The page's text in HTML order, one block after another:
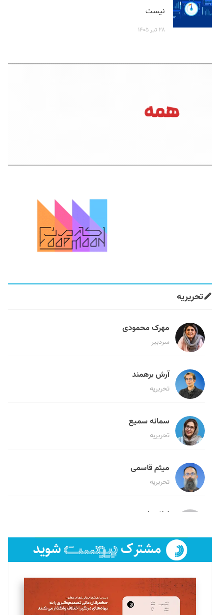
نیست
۲۸ تیر ۱۴۰۵
تحریریه
مهرک محمودی
سردبیر
آرش برهمند
تحریریه
سمانه سمیع
تحریریه
میثم قاسمی
تحریریه
لیلا حنارود
فائزه فتحی رستمی
تحریریه
سروش کرمیان